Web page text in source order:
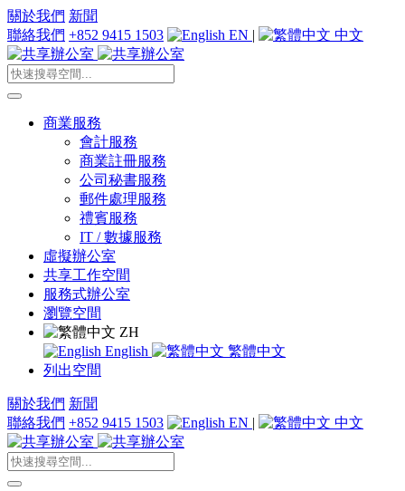
關於我們 新聞
聯絡我們 +852 9415 1503 EN | 中文
商業服務
會計服務
商業註冊服務
公司秘書服務
郵件處理服務
禮賓服務
IT / 數據服務
虛擬辦公室
共享工作空間
服務式辦公室
瀏覽空間
ZH
English
繁體中文
列出空間
關於我們 新聞
聯絡我們 +852 9415 1503 EN | 中文